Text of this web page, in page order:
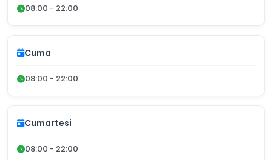
08:00 - 22:00
Cuma
08:00 - 22:00
Cumartesi
08:00 - 22:00